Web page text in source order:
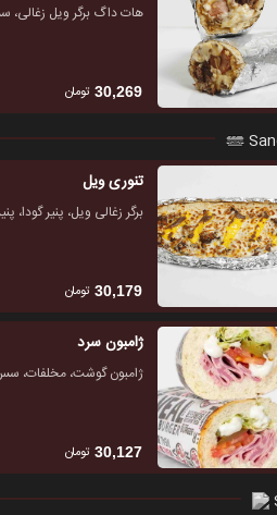
هات داگ برگر ویل
30,269 تومان
تنوری ویل
برگر زغالی ویل، پنیر گودا،
30,179 تومان
ژامبون سرد
ژامبون گوشت،
30,127 تومان